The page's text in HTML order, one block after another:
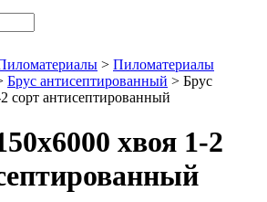
> Пиломатериалы
Брус антисептированный > Брус
сорт антисептированный
хвоя 1-2